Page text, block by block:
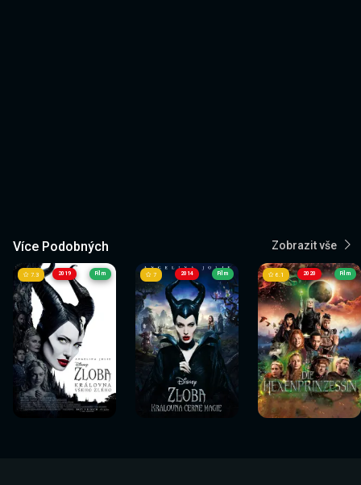
Více Podobných Zobrazit vše
2019
Sledovat
nyní
7.3 Film
Sledovat
nyní
2014
Sledovat
nyní
7 Film
Sledovat
nyní
2020
Sledovat
nyní
6.1 Film
Sledovat
nyní